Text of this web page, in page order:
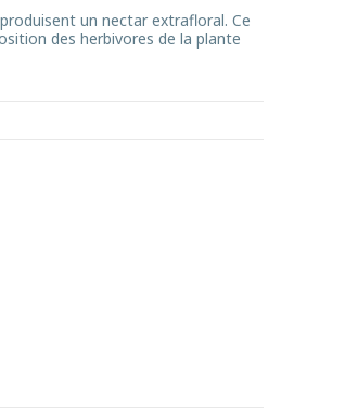
un nectar extrafloral. Ce
des herbivores de la plante